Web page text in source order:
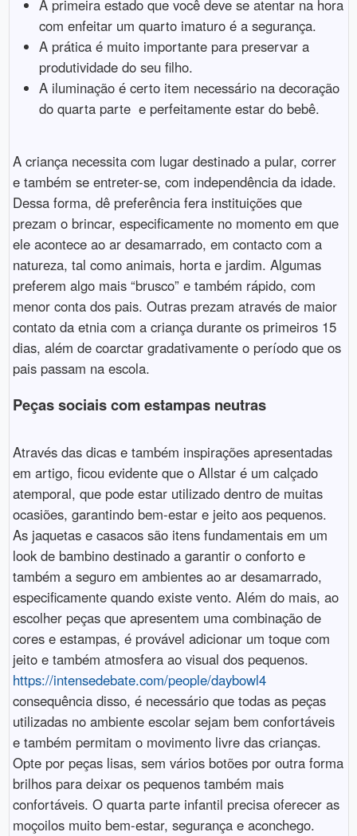
A primeira estado que você deve se atentar na hora
com enfeitar um quarto imaturo é a segurança.
A prática é muito importante para preservar a
produtividade do seu filho.
A iluminação é certo item necessário na decoração
do quarta parte e perfeitamente estar do bebê.
A criança necessita com lugar destinado a pular, correr
e também se entreter-se, com independência da idade.
Dessa forma, dê preferência fera instituições que
prezam o brincar, especificamente no momento em que
ele acontece ao ar desamarrado, em contacto com a
natureza, tal como animais, horta e jardim. Algumas
preferem algo mais “brusco” e também rápido, com
menor conta dos pais. Outras prezam através de maior
contato da etnia com a criança durante os primeiros 15
dias, além de coarctar gradativamente o período que os
pais passam na escola.
Peças sociais com estampas neutras
Através das dicas e também inspirações apresentadas
em artigo, ficou evidente que o Allstar é um calçado
atemporal, que pode estar utilizado dentro de muitas
ocasiões, garantindo bem-estar e jeito aos pequenos.
As jaquetas e casacos são itens fundamentais em um
look de bambino destinado a garantir o conforto e
também a seguro em ambientes ao ar desamarrado,
especificamente quando existe vento. Além do mais, ao
escolher peças que apresentem uma combinação de
cores e estampas, é provável adicionar um toque com
jeito e também atmosfera ao visual dos pequenos.
https://intensedebate.com/people/daybowl4
consequência disso, é necessário que todas as peças
utilizadas no ambiente escolar sejam bem confortáveis
e também permitam o movimento livre das crianças.
Opte por peças lisas, sem vários botões por outra forma
brilhos para deixar os pequenos também mais
confortáveis. O quarta parte infantil precisa oferecer as
moçoilos muito bem-estar, segurança e aconchego.